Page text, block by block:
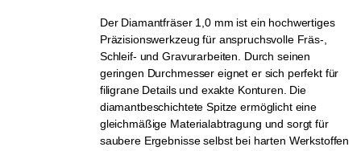
Der Diamantfräser 1,0 mm ist ein hochwertiges
Präzisionswerkzeug für anspruchsvolle Fräs-,
Schleif- und Gravurarbeiten. Durch seinen
geringen Durchmesser eignet er sich perfekt für
filigrane Details und exakte Konturen. Die
diamantbeschichtete Spitze ermöglicht eine
gleichmäßige Materialabtragung und sorgt für
saubere Ergebnisse selbst bei harten Werkstoffen